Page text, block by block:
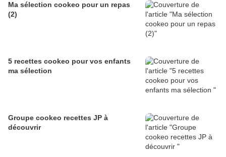
Ma sélection cookeo pour un repas
(2)
5 recettes cookeo pour vos enfants
ma sélection
Groupe cookeo recettes JP à
découvrir